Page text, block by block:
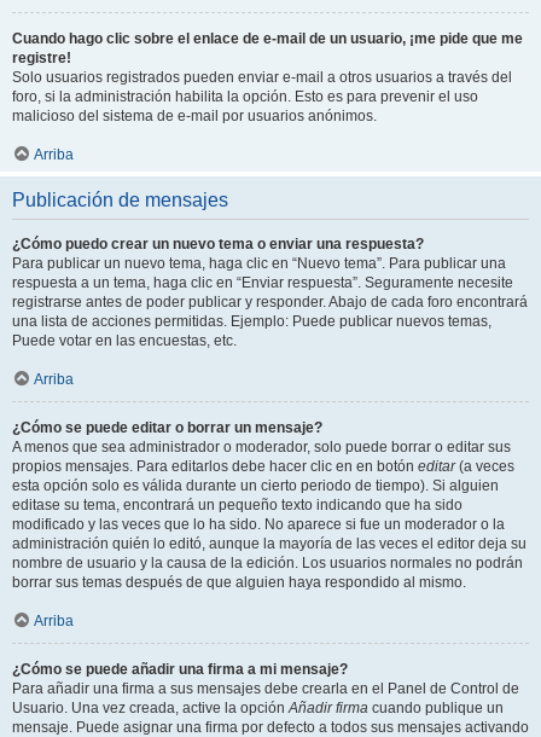
Cuando hago clic sobre el enlace de e-mail de un usuario, ¡me pide que me
registre!
Solo usuarios registrados pueden enviar e-mail a otros usuarios a través del
foro, si la administración habilita la opción. Esto es para prevenir el uso
malicioso del sistema de e-mail por usuarios anónimos.
Arriba
Publicación de mensajes
¿Cómo puedo crear un nuevo tema o enviar una respuesta?
Para publicar un nuevo tema, haga clic en “Nuevo tema”. Para publicar una
respuesta a un tema, haga clic en “Enviar respuesta”. Seguramente necesite
registrarse antes de poder publicar y responder. Abajo de cada foro encontrará
una lista de acciones permitidas. Ejemplo: Puede publicar nuevos temas,
Puede votar en las encuestas, etc.
Arriba
¿Cómo se puede editar o borrar un mensaje?
A menos que sea administrador o moderador, solo puede borrar o editar sus
propios mensajes. Para editarlos debe hacer clic en en botón editar(a veces
esta opción solo es válida durante un cierto periodo de tiempo). Si alguien
editase su tema, encontrará un pequeño texto indicando que ha sido
modificado y las veces que lo ha sido. No aparece si fue un moderador o la
administración quién lo editó, aunque la mayoría de las veces el editor deja su
nombre de usuario y la causa de la edición. Los usuarios normales no podrán
borrar sus temas después de que alguien haya respondido al mismo.
Arriba
¿Cómo se puede añadir una firma a mi mensaje?
Para añadir una firma a sus mensajes debe crearla en el Panel de Control de
Usuario. Una vez creada, active la opciónAñadir firma cuando publique un
mensaje. Puede asignar una firma por defecto a todos sus mensajes activando